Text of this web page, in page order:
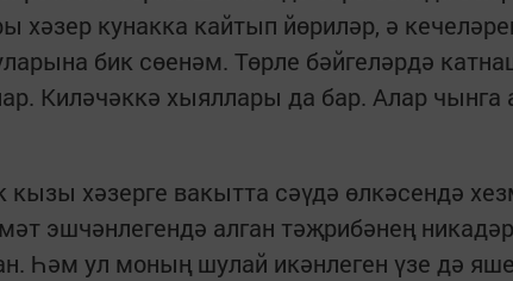
хәзер кунакка кайтып йөриләр, ә
бик сөенәм. Төрле бәйгеләрдә
Киләчәккә хыяллары да бар. Алар чынга
кызы хәзерге вакытта сәүдә өлкәсендә
эшчәнлегендә алган тәҗрибәнең
Һәм ул моның шулай икәнлеген үзе дә